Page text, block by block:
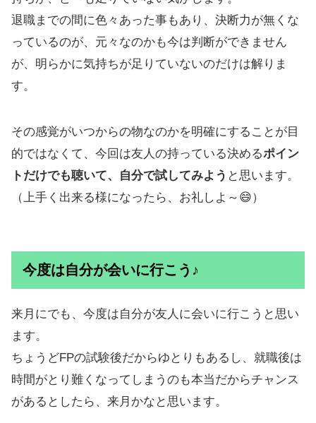
退職までの間に色々あった事もあり、決断力が無くな
っているのが、元々なのかも今は判断ができません
が、明らかに気持ちが足りていないのだけは解りま
す。
その感覚がいつからの物なのかを明確にすることが目
的ではなくて、今回は友人の持っている決めるポイン
トだけでも聴いて、自分で試してみよう と思います。
（上手く出来る様になったら、お礼しよ～😄）
今度は自分が会いに行こう♪
来月にでも、今度は自分が友人に会いに行こうと思い
ます。
ちょうどFPの試験後だからゆとりもあるし、就職後は
時間がとり難くなってしまうのも本当だからチャンス
があるとしたら、来月かなと思います。